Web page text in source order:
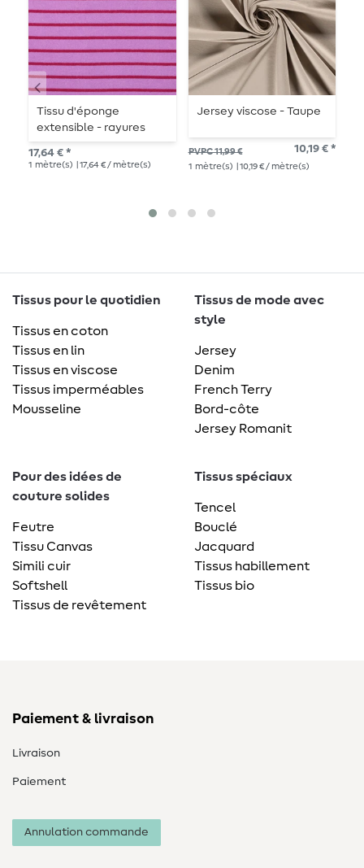
Tissu d'éponge
extensible - rayures
rose Fuchsia, Teint dans
la masse
17,64 € *
1 mètre(s) | 17,64 € / mètre(s)
Jersey viscose - Taupe
PVPC 11,99 € 10,19 € *
1 mètre(s) | 10,19 € / mètre(s)
Tissus pour le quotidien
Tissus en coton
Tissus en lin
Tissus en viscose
Tissus imperméables
Mousseline
Tissus de mode avec
style
Jersey
Denim
French Terry
Bord-côte
Jersey Romanit
Pour des idées de
couture solides
Feutre
Tissu Canvas
Simili cuir
Softshell
Tissus de revêtement
Tissus spéciaux
Tencel
Bouclé
Jacquard
Tissus habillement
Tissus bio
Paiement & livraison
Livraison
Paiement
Annulation commande